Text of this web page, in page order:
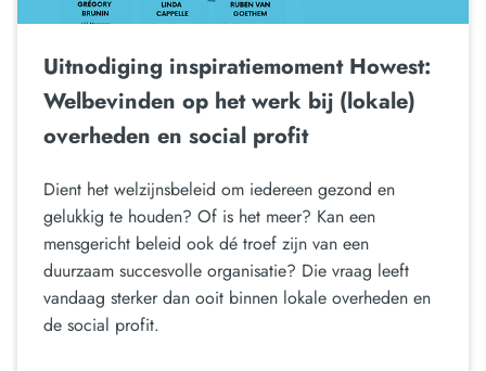
Uitnodiging inspiratiemoment Howest:
Welbevinden op het werk bij (lokale)
overheden en social profit
Dient het welzijnsbeleid om iedereen gezond en
gelukkig te houden? Of is het meer? Kan een
mensgericht beleid ook dé troef zijn van een
duurzaam succesvolle organisatie? Die vraag leeft
vandaag sterker dan ooit binnen lokale overheden en
de social profit.